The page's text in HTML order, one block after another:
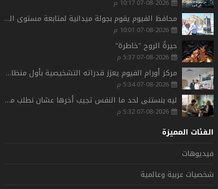
07-08-2026 10:17 م
محافظ الفيوم يقوم بجولة ميدانية لمتابعة مستوى الخدمات العامة.بمدينة الفيوم.
07-08-2026 10:01 م
حيرةُ الروح "خاطرة"
07-08-2026 5:37 م
مركز أورام الفيوم يعزز قدراته التشخيصية بأول منظار حديث للأمعاء الدقيقة بشمال الصعيد.
07-08-2026 5:34 م
ليه بنستنى لحد ما النفس تجيب أخرها عشان نطلب مساعدة؟
07-08-2026 5:32 م
الفئات المميزة
فيديوهات
شخصيات عربية وعالمية